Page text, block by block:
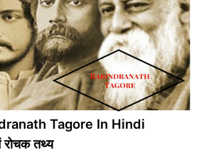
Tagore In Hindi
रोचक तथ्य